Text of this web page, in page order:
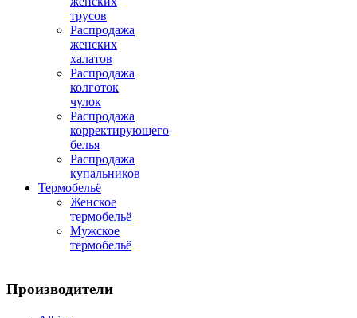
трусов
Распродажа
женских
халатов
Распродажа
колготок
чулок
Распродажа
корректирующего
белья
Распродажа
купальников
Термобельё
Женское
термобельё
Мужское
термобельё
Производители